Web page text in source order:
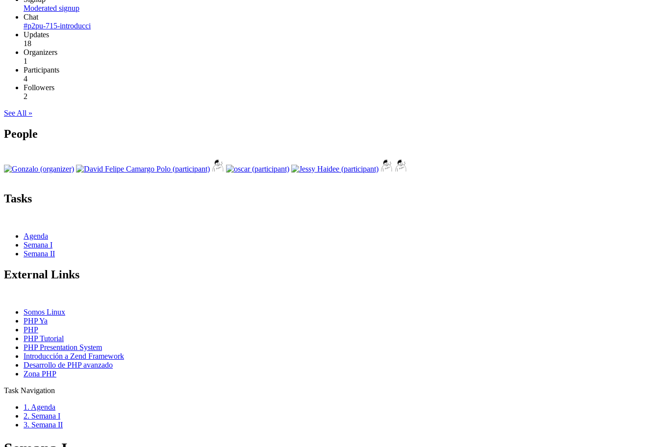
Moderated signup
Chat
#p2pu-715-introducci
Updates
18
Organizers
1
Participants
4
Followers
2
See All »
People
Tasks
Agenda
Semana I
Semana II
External Links
Somos Linux
PHP Ya
PHP
PHP Tutorial
PHP Presentation System
Introducción a Zend Framework
Desarrollo de PHP avanzado
Zona PHP
Task Navigation
1. Agenda
2. Semana I
3. Semana II